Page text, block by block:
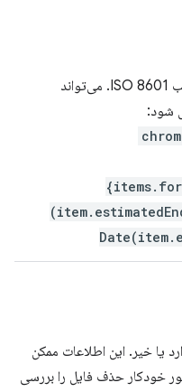
زمان تخمینی تکمیل دانلود در قالب ISO 8601. می‌تواند
یا خیر. این اطلاعات ممکن
خودکار حذف فایل را بررسی